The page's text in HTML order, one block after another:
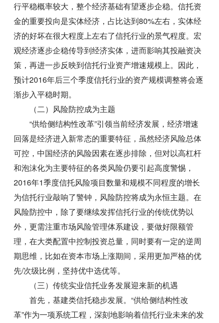
行平稳概率较大，整个经济基础有望逐步企稳。信托资
金的重要投向是实体经济，占比达到80%左右，实体经
济的好坏在很大程度上左右了信托行业的景气程度。宏
观经济逐步企稳传导到经济实体，进而影响其投融资决
策，再进一步反映到信托行业资产增速规模上。因此，
预计2016年后三个季度信托行业的资产规模调整将会逐
渐步入平稳时期。
（二）风险防控成为主题
“供给侧结构性改革”引领当前经济发展，经济增速
回落是经济进入新常态的重要特征，虽然经济风险总体
可控，中国经济的风险因素在逐步排除，但对以高杠杆
和泡沫化为主要特征的各类风险仍要引起高度警惕，
2016年1季度信托风险项目数量和规模不同程度的增长
为信托行业敲响了警钟，风险防控将成为永恒主题。在
风险防控中，除了要继续发挥信托行业的传统优势以
外，更需注重市场风险管理体系建设，要做好限额管
理，在大类配置中控制投资总量，同时要有一定的逆周
期思维，比如在资本市场上涨期间，采用更加严格的优
先/次级比例，坚持优中选优等。
（三）传统实业信托业务发展迎来新的机遇
首先，基建类信托稳步发展。“供给侧结构性改
革”作为一项系统工程，深刻地影响着信托行业未来的发